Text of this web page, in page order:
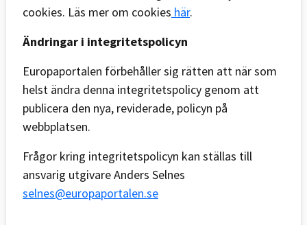
cookies. Läs mer om cookies här.
Ändringar i integritetspolicyn
Europaportalen förbehåller sig rätten att när som
helst ändra denna integritetspolicy genom att
publicera den nya, reviderade, policyn på
webbplatsen.
Frågor kring integritetspolicyn kan ställas till
ansvarig utgivare Anders Selnes
selnes@europaportalen.se